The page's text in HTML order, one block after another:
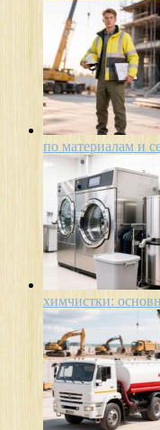
по материалам и
химчистки: